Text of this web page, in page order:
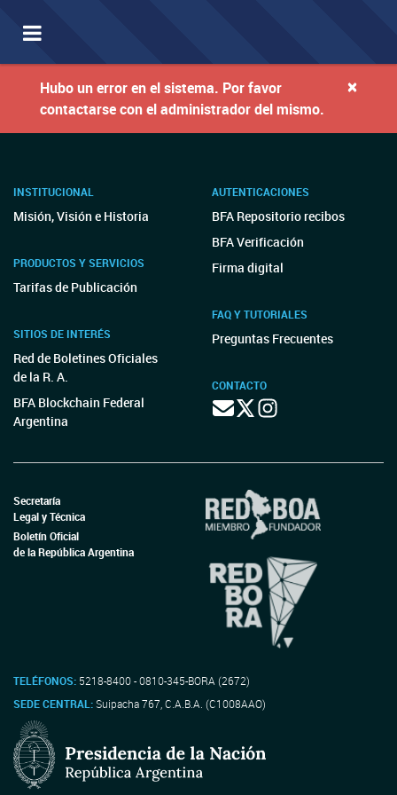
Toggle
navigation
×
Hubo un error en el sistema. Por favor
contactarse con el administrador del mismo.
INSTITUCIONAL
Misión, Visión e Historia
PRODUCTOS Y SERVICIOS
Tarifas de Publicación
SITIOS DE INTERÉS
Red de Boletines Oficiales
de la R. A.
BFA Blockchain Federal
Argentina
AUTENTICACIONES
BFA Repositorio recibos
BFA Verificación
Firma digital
FAQ Y TUTORIALES
Preguntas Frecuentes
CONTACTO
Secretaría
Legal y Técnica
Boletín Oficial
de la República Argentina
TELÉFONOS: 5218-8400 - 0810-345-BORA (2672)
SEDE CENTRAL:Suipacha 767, C.A.B.A. (C1008AAO)